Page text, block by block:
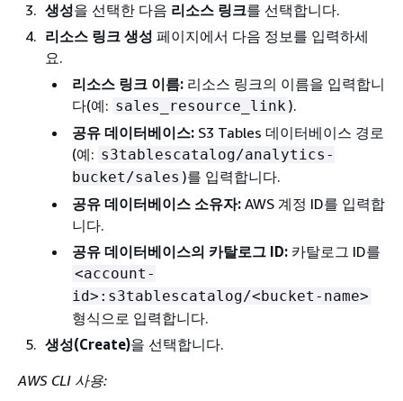
생성을 선택한 다음 리소스 링크를 선택합니다.
리소스 링크 생성 페이지에서 다음 정보를 입력하세
요.
리소스 링크 이름: 리소스 링크의 이름을 입력합니
다(예: sales_resource_link).
공유 데이터베이스: S3 Tables 데이터베이스 경로
(예: s3tablescatalog/analytics-
bucket/sales )를 입력합니다.
공유 데이터베이스 소유자: AWS 계정 ID를 입력합
니다.
공유 데이터베이스의 카탈로그 ID: 카탈로그 ID를
<account-
id>:s3tablescatalog/<bucket-name>
형식으로 입력합니다.
생성(Create)을 선택합니다.
AWS CLI 사용: